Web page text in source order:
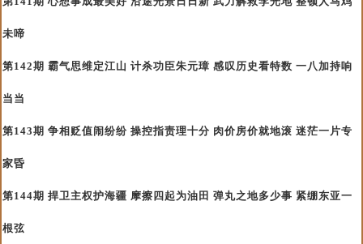
未啼
第142期 霸气思维定江山 计杀功臣朱元璋 感叹历史看特数 一八加持响
当当
第143期 争相贬值闹纷纷 操控指责理十分 肉价房价就地滚 迷茫一片专
家昏
第144期 捍卫主权护海疆 摩擦四起为油田 弹丸之地多少事 紧绷东亚一
根弦